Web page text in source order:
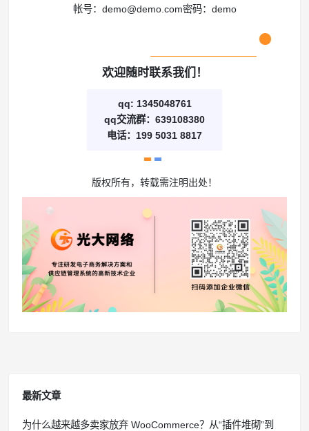
帐号：demo@demo.com密码：demo
欢迎随时联系我们！
qq: 1345048761
qq交流群：639108380
电话：199 5031 8817
版权所有，转载需注明出处！
最新文章
为什么越来越多卖家放弃 WooCommerce？从“插件堆砌”到